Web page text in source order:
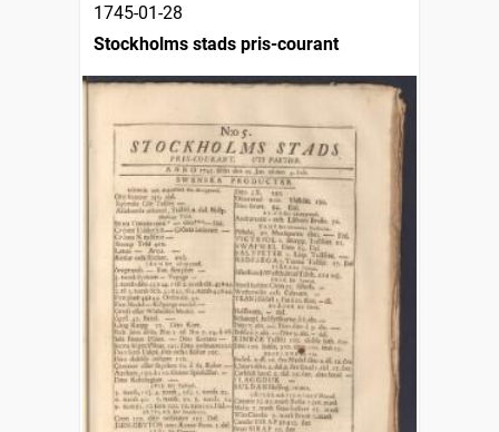
1745-01-28
Stockholms stads pris-courant